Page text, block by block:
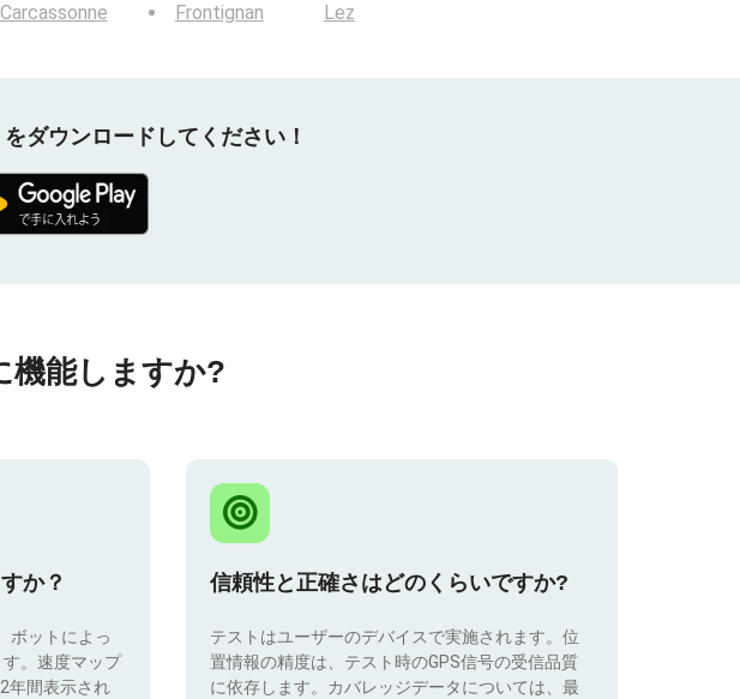
Carcassonne
Frontignan
Lez
ダウンロードしてください！
機能しますか?
か？
ボットによっ
。速度マップ
年間表示され
信頼性と正確さはどのくらいですか?
テストはユーザーのデバイスで実施されます。位
置情報の精度は、テスト時のGPS信号の受信品質
に依存します。カバレッジデータについては、最